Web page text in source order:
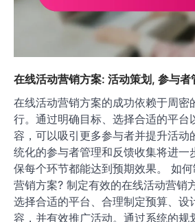
Related Posts
在线活动营销方案: 活动策划, 参与者